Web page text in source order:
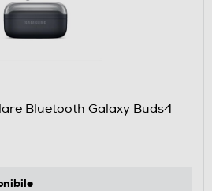
Bluetooth Galaxy Buds4